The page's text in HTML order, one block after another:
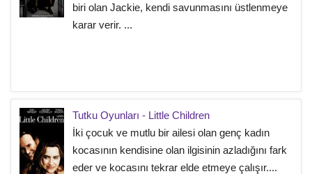
biri olan Jackie, kendi savunmasını üstlenmeye
karar verir. ...
Tutku Oyunları - Little Children
İki çocuk ve mutlu bir ailesi olan genç kadın
kocasının kendisine olan ilgisinin azladığını fark
eder ve kocasını tekrar elde etmeye çalışır....